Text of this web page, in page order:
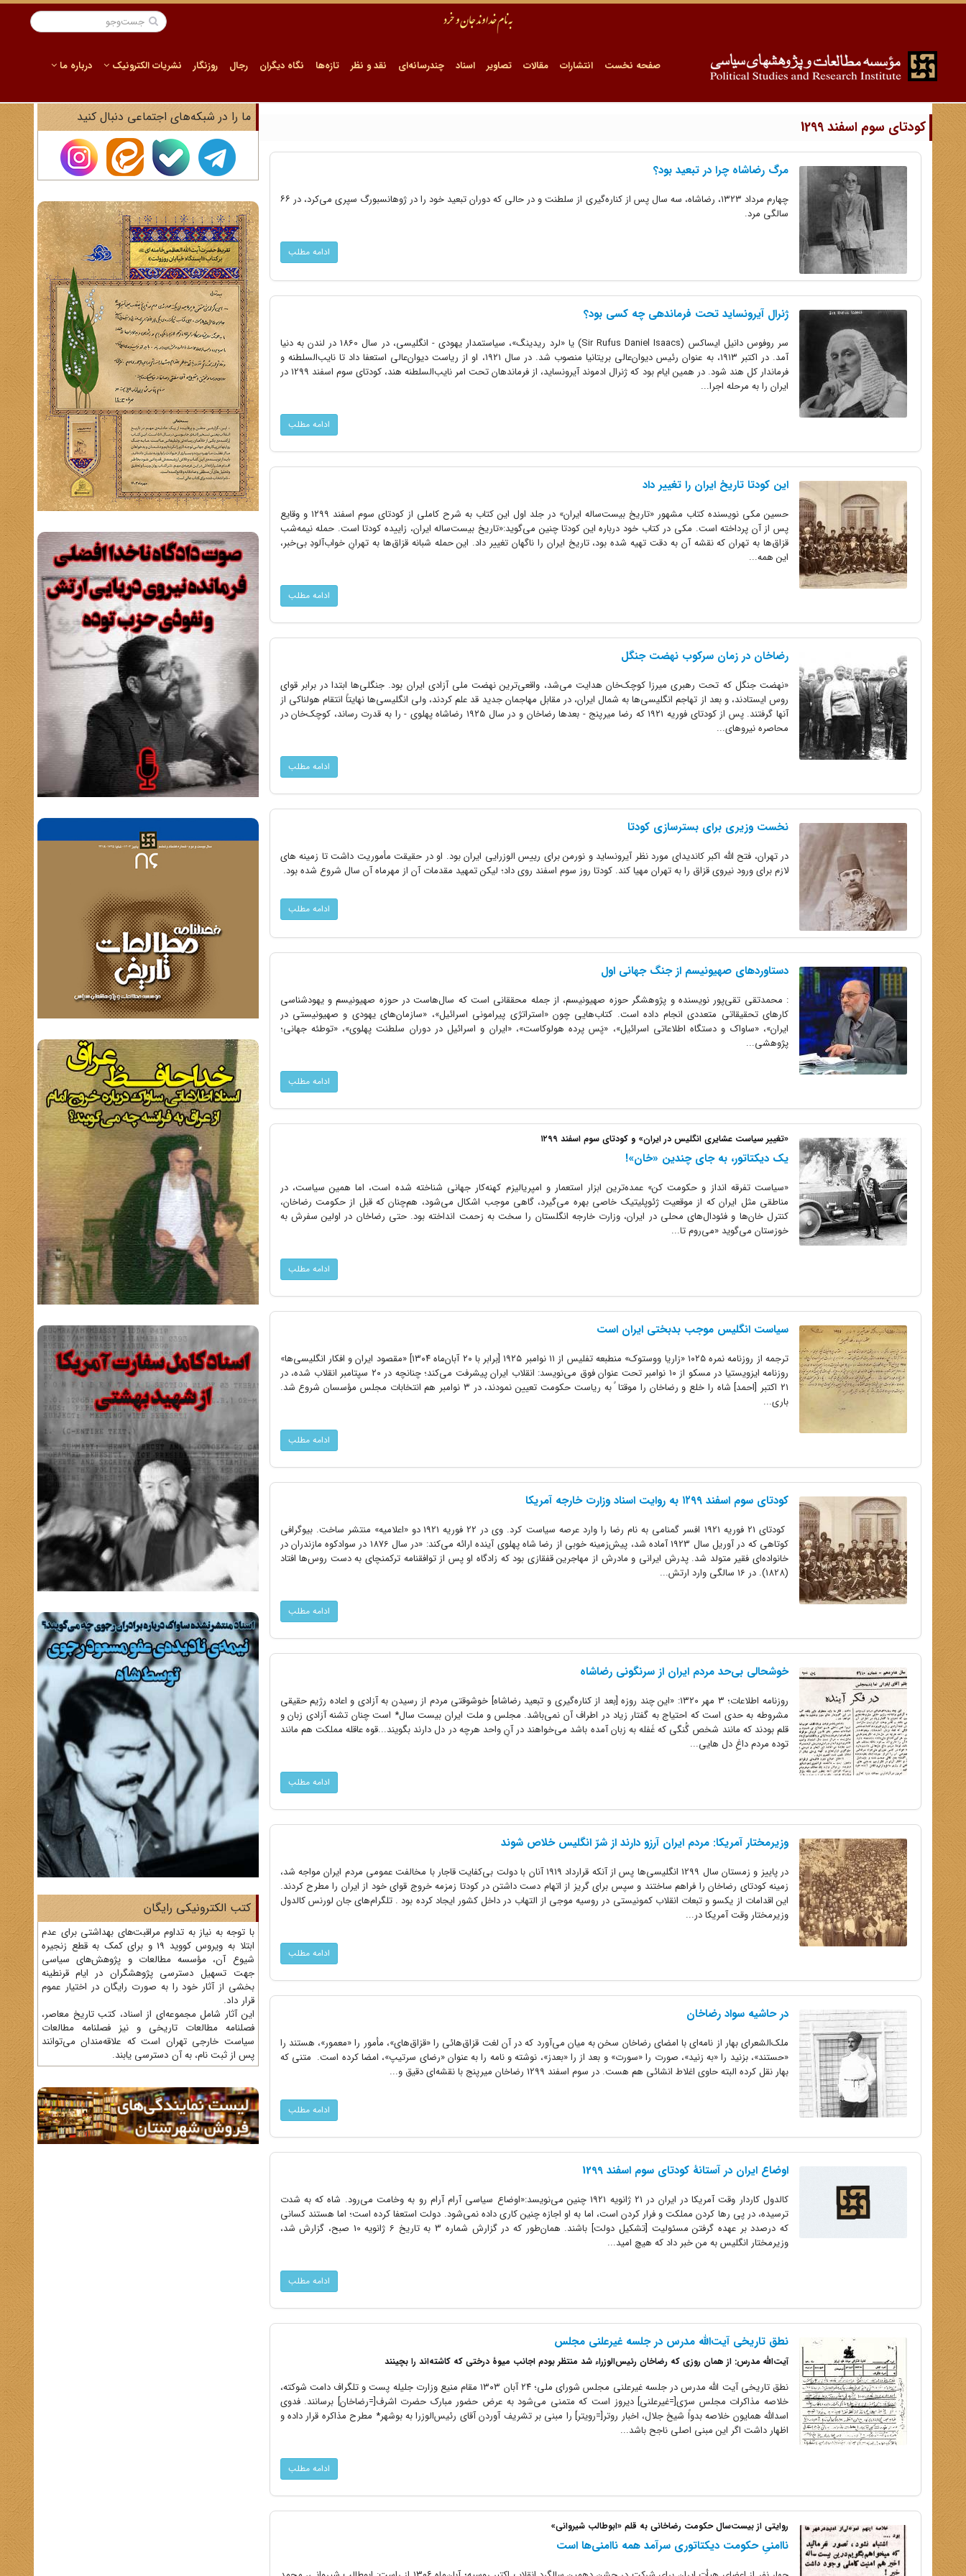
صفحه نخست انتشارات مقالات تصاویر اسناد چندرسانه‌ای نقد و نظر تازه‌ها نگاه دیگران رجال روزنگار نشریات الکترونیک درباره ما
کودتای سوم اسفند 1299
مرگ رضاشاه چرا در تبعید بود؟
چهارم مرداد ۱۳۲۳، رضاشاه، سه سال پس از کناره‌گیری از سلطنت و در حالی که دوران تبعید خود را در ژوهانسبورگ سپری می‌کرد، در ۶۶
سالگی مرد.
ادامه مطلب
ژنرال آیرونساید تحت فرماندهی چه کسی بود؟
سر روفوس دانیل ایساکس (Sir Rufus Daniel Isaacs) یا «لرد ریدینگ»، سیاستمدار یهودی - انگلیسی، در سال 1860 در لندن به دنیا
آمد. در اکتبر ۱۹۱۳، به عنوان رئیس دیوان‌عالی بریتانیا منصوب شد. در سال ۱۹۲۱، او از ریاست دیوان‌عالی استعفا داد تا نایب‌السلطنه و
فرماندار کل هند شود. در همین ایام بود که ژنرال ادموند آیرونساید، از فرماندهان تحت امر نایب‌السلطنه هند، کودتای سوم اسفند 1299 در
ایران را به مرحله اجرا...
ادامه مطلب
این کودتا تاریخ ایران را تغییر داد
حسین مکی نویسنده کتاب مشهور «تاریخ بیست‌ساله ایران» در جلد اول این کتاب به شرح کاملی از کودتای سوم اسفند ۱۲۹۹ و وقایع
پس از آن پرداخته است. مکی در کتاب خود درباره این کودتا چنین می‌گوید:«تاریخ بیست‌ساله ایران، زاییده کودتا است. حمله نیمه‌شب
قزاق‌ها به تهران که نقشه آن به دقت تهیه شده بود، تاریخ ایران را ناگهان تغییر داد. این حمله شبانه قزاق‌ها به تهرانِ خواب‌آلودِ بی‌خبر،
این همه...
ادامه مطلب
رضاخان در زمان سرکوب نهضت جنگل
«نهضت جنگل که تحت رهبری میرزا کوچک‌خان هدایت می‌شد، واقعی‌ترین نهضت ملی آزادی ایران بود. جنگلی‌ها ابتدا در برابر قوای
روس ایستادند، و بعد از تهاجم انگلیسی‌ها به شمال ایران، در مقابل مهاجمان جدید قد علم کردند، ولی انگلیسی‌ها نهایتاً انتقام هولناکی از
آنها گرفتند. پس از کودتای فوریه ۱۹۲۱ که رضا میرپنج - بعدها رضاخان و در سال ۱۹۲۵ رضاشاه پهلوی - را به قدرت رساند، کوچک‌خان در
محاصره نیروهای...
ادامه مطلب
نخست وزیری برای بسترسازی کودتا
در تهران، فتح الله اکبر کاندیدای مورد نظر آیرونساید و نورمن برای رییس الوزرایی ایران بود. او در حقیقت مأموریت داشت تا زمینه های
لازم برای ورود نیروی قزاق را به تهران مهیا کند. کودتا روز سوم اسفند روی داد؛ لیکن تمهید مقدمات آن از مهرماه آن سال شروع شده بود.
ادامه مطلب
دستاوردهای صهیونیسم از جنگ جهانی اول
: محمدتقی تقی‌پور نویسنده و پژوهشگر حوزه صهیونیسم، از جمله محققانی است که سال‌هاست در حوزه صهیونیسم و یهودشناسی
کارهای تحقیقاتی متعددی انجام داده است. کتاب‌هایی چون «استراتژی پیرامونی اسرائیل»، «سازمان‌های یهودی و صهیونیستی در
ایران»، «ساواک و دستگاه اطلاعاتی اسرائیل»، «پَس پرده هولوکاست»، «ایران و اسرائیل در دوران سلطنت پهلوی»، «توطئه جهانی؛
پژوهشی...
ادامه مطلب
«تغییر سیاست عشایری انگلیس در ایران» و کودتای سوم اسفند ۱۲۹۹
یک دیکتاتور، به جای چندین «خان»!
«سیاست تفرقه‌ انداز و حکومت کن» عمده‌ترین ابزار استعمار و امپریالیزم کهنه‌کار جهانی شناخته شده است، اما همین سیاست، در
مناطقی مثل ایران که از موقعیت ژئوپلیتیک خاصی بهره می‌گیرد، گاهی موجب اشکال می‌شود، هم‌چنان که قبل از حکومت رضاخان،
کنترل خان‌ها و فئودال‌های محلی در ایران، وزارت خارجه انگلستان را سخت به زحمت انداخته بود. حتی رضاخان در اولین سفرش به
خوزستان می‌گوید «می‌روم تا...
ادامه مطلب
سیاست انگلیس موجب بدبختی ایران است
ترجمه از روزنامه نمره ۱۰۲۵ «زاریا ووستوک» منطبعه تفلیس از ۱۱ نوامبر ۱۹۲۵ [برابر با ۲۰ آبان‌ماه ۱۳۰۴] «مقصود ایران و افکار انگلیسی‌ها»
روزنامه ایزویستیا در مسکو از ۱۰ نوامبر تحت عنوان فوق می‌نویسد: انقلاب ایران پیشرفت می‌کند؛ چنانچه در ۲۰ سپتامبر انقلاب شده، در
۲۱ اکتبر [احمد] شاه را خلع و رضاخان را موقتا ً به ریاست حکومت تعیین نمودند، در ۳ نوامبر هم انتخابات مجلس مؤسسان شروع شد.
باری...
ادامه مطلب
کودتای سوم اسفند ۱۲۹۹ به روایت اسناد وزارت خارجه آمریکا
کودتای 21 فوریه 1921 افسر گمنامی به نام رضا را وارد عرصه سیاست کرد. وی در 22 فوریه 1921 دو «اعلامیه» منتشر ساخت. بیوگرافی
کوتاهی که در آوریل سال 1923 آماده شد، پیش‌زمینه خوبی از رضا شاه پهلوی آینده ارائه می‌کند: «در سال 1876 در سوادکوه مازندران در
خانواده‌ای فقیر متولد شد. پدرش ایرانی و مادرش از مهاجرین قفقازی بود که زادگاه او پس از توافقنامه ترکمنچای به دست روس‌ها افتاد
(1828). در 16 سالگی وارد ارتش...
ادامه مطلب
خوشحالی بی‌حد مردم ایران از سرنگونی رضاشاه
روزنامه اطلاعات؛ ۳ مهر ۱۳۲۰: «این چند روزه [بعد از کناره‌گیری و تبعید رضاشاه] خوشوقتی مردم از رسیدن به آزادی و اعاده رژیم حقیقی
مشروطه به حدی است که احتیاج به گفتار زیاد در اطراف آن نمی‌باشد. مجلس و ملت ایران بیست سال* است چنان تشنه آزادی زبان و
قلم بودند که مانند شخص گُنگی که غَفله به زبان آمده باشد می‌خواهند در آنِ واحد هرچه در دل دارند بگویند...قوه عاقله مملکت هم مانند
توده مردم داغِ دل هایی...
ادامه مطلب
وزیرمختار آمریکا: مردم ایران آرزو دارند از شرّ انگلیس خلاص شوند
در پاییز و زمستان سال 1299 انگلیسی‌ها پس از آنکه قرارداد 1919 آنان با دولت بی‌کفایت قاجار با مخالفت عمومی مردم ایران مواجه شد،
زمینه کودتای رضاخان را فراهم ساختند و سپس برای گریز از اتهام دست داشتن در کودتا زمزمه خروج قوای خود از ایران را مطرح کردند.
این اقدامات از یکسو و تبعات انقلاب کمونیستی در روسیه موجی از التهاب در داخل کشور ایجاد کرده بود . تلگرام‌های جان لورنس کالدول
وزیرمختار وقت آمریکا در...
ادامه مطلب
در حاشیه سواد رضاخان
ملک‌الشعرای بهار از نامه‌ای با امضای رضاخان سخن به میان می‌آورد که در آن لغت قزاق‌هائی را «قزاق‌های»، مأمور را «معمور»، هستند را
«حستند»، بزنید را «به زنید»، ‌صورت را «سورت» و بعد از را «بعدز»، نوشته و نامه را به ‌عنوان «رضای سرتیپ»، امضا کرده است. متنی که
بهار نقل کرده البته حاوی اغلاط انشائی هم هست. در سوم اسفند 1299 رضاخان میرپنج با نقشه‌ای دقیق و...
ادامه مطلب
اوضاع ایران در آستانۀ کودتای سوم اسفند 1299
کالدول کاردار وقت آمریکا در ایران در 21 ژانویه 1921 چنین می‌نویسد:«اوضاع سیاسی آرام آرام رو به وخامت می‌رود. شاه که به شدت
ترسیده، در پی رها کردن مملکت و فرار کردن است، اما به او اجازه چنین کاری داده نمی‌شود. دولت استعفا کرده است؛ اما هستند کسانی
که درصدد بر عهده گرفتن مسئولیت [تشکیل دولت] باشند. همان‌طور که در گزارش شماره 3 به تاریخ 6 ژانویه 10 صبح، گزارش شد،
وزیرمختار انگلیس به من خبر داد که هیچ امید...
ادامه مطلب
نطق تاریخی آیت‌الله مدرس در جلسه غیرعلنی مجلس
آیت‌الله مدرس: از همان روزی که رضاخان رئیس‌الوزراء شد منتظر بودم اجانب میوۀ درختی که کاشته‌اند را بچینند
نطق تاریخی آیت الله مدرس در جلسه غیرعلنی مجلس شورای ملی؛ ۲۴ آبان ۱۳۰۳ مقام منیع وزارت جلیله پست و تلگراف دامت شوکته،
خلاصه مذاکرات مجلس سرّی[=غیرعلنی] دیروز است که متمنی می‌شود به عرض حضور مبارک حضرت اشرف[=رضاخان] برسانند. فدوی
اسدالله همایون خلاصه بدواً شیخ جلال، اخبار روتر[=رویتر] را مبنی بر تشریف آوردن آقای رئیس‌الوزرا به بوشهر* مطرح مذاکره قرار داده و
اظهار داشت اگر این مبنی اصلی ناجح باشد...
ادامه مطلب
روایتی از بیست‌سال حکومت رضاخانی به قلم «ابوطالب شیروانی»
ناامنیِ حکومت دیکتاتوری سرآمد همه ناامنی‌ها است
ما را در شبکه‌های اجتماعی دنبال کنید
کتب الکترونیکی رایگان
با توجه به نیاز به تداوم مراقبت‌های بهداشتی برای عدم
ابتلا به ویروس کووید 19 و برای کمک به قطع زنجیره
شیوع آن، مؤسسه مطالعات و پژوهش‌های سیاسی
جهت تسهیل دسترسی پژوهشگران در ایام قرنطینه
بخشی از آثار خود را به صورت رایگان در اختیار عموم
قرار داد.
این آثار شامل مجموعه‌ای از اسناد، کتب تاریخ معاصر،
فصلنامه‌ مطالعات تاریخی و نیز فصلنامه مطالعات
سیاست خارجی تهران است که علاقه‌مندان می‌توانند
پس از ثبت نام، به آن دسترسی یابند.